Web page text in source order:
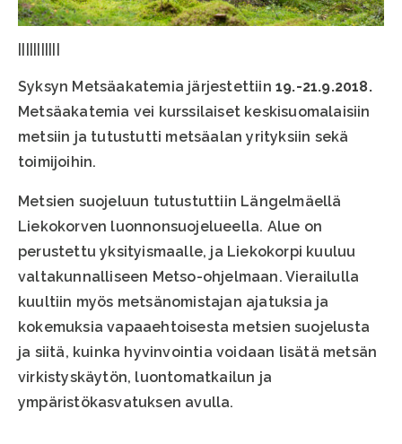
Syksyn Metsäakatemia järjestettiin 19.-21.9.2018.
Metsäakatemia vei kurssilaiset keskisuomalaisiin
metsiin ja tutustutti metsäalan yrityksiin sekä
toimijoihin.
Metsien suojeluun tutustuttiin Längelmäellä
Liekokorven luonnonsuojelueella. Alue on
perustettu yksityismaalle, ja Liekokorpi kuuluu
valtakunnalliseen Metso-ohjelmaan. Vierailulla
kuultiin myös metsänomistajan ajatuksia ja
kokemuksia vapaaehtoisesta metsien suojelusta
ja siitä, kuinka hyvinvointia voidaan lisätä metsän
virkistyskäytön, luontomatkailun ja
ympäristökasvatuksen avulla.